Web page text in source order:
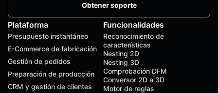
Plataforma
Presupuesto instantáneo
E-Commerce de fabricación
Gestión de pedidos
Preparación de producción
CRM y gestión de clientes
Funcionalidades
Reconocimiento de
características
Nesting 2D
Nesting 3D
Comprobación DFM
Conversor 2D a 3D
Motor de reglas
Obtener soporte